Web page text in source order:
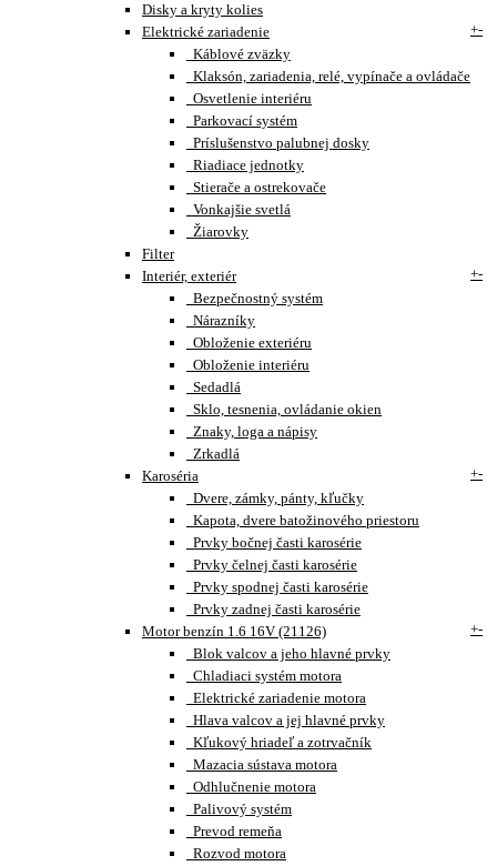
Disky a kryty kolies
Elektrické zariadenie
+-
Káblové zväzky
Klaksón, zariadenia, relé, vypínače a ovládače
Osvetlenie interiéru
Parkovací systém
Príslušenstvo palubnej dosky
Riadiace jednotky
Stierače a ostrekovače
Vonkajšie svetlá
Žiarovky
Filter
Interiér, exteriér
+-
Bezpečnostný systém
Nárazníky
Obloženie exteriéru
Obloženie interiéru
Sedadlá
Sklo, tesnenia, ovládanie okien
Znaky, loga a nápisy
Zrkadlá
Karoséria
+-
Dvere, zámky, pánty, kľučky
Kapota, dvere batožinového priestoru
Prvky bočnej časti karosérie
Prvky čelnej časti karosérie
Prvky spodnej časti karosérie
Prvky zadnej časti karosérie
Motor benzín 1.6 16V (21126)
+-
Blok valcov a jeho hlavné prvky
Chladiaci systém motora
Elektrické zariadenie motora
Hlava valcov a jej hlavné prvky
Kľukový hriadeľ a zotrvačník
Mazacia sústava motora
Odhlučnenie motora
Palivový systém
Prevod remeňa
Rozvod motora